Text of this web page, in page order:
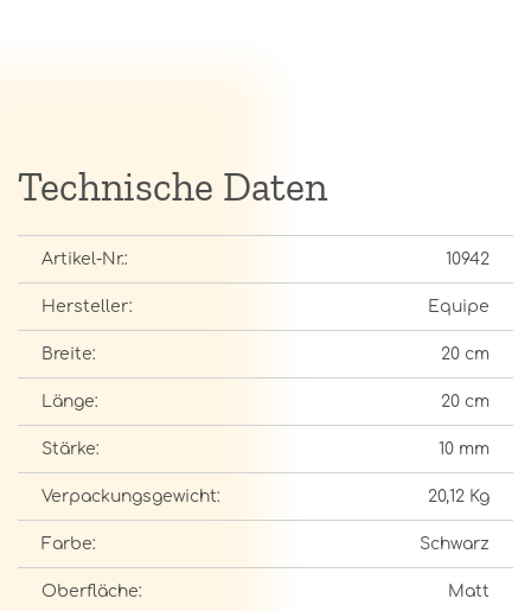
Technische Daten
Artikel-Nr.: 10942
Hersteller: Equipe
Breite: 20 cm
Länge: 20 cm
Stärke: 10 mm
Verpackungsgewicht: 20,12 Kg
Farbe: Schwarz
Oberfläche: Matt